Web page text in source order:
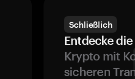
Schließlich
Entdecke
Krypto mit
sicheren